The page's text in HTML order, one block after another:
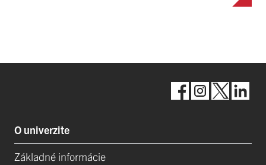
O univerzite
Základné informácie